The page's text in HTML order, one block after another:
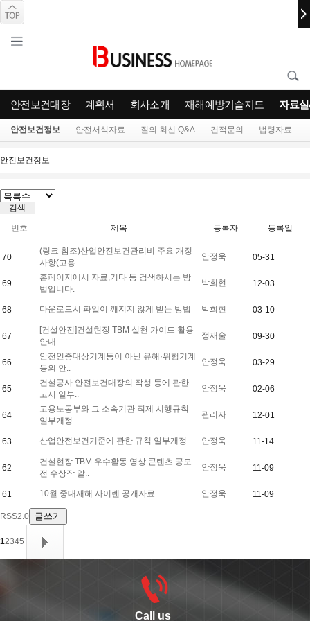
안전보건대장 계획서 회사소개 재해예방기술지도 자료
안전보건정보 안전서식자료 질의 회신 Q&A 견적문의 법령자료
안전보건정보
번호 제목 등록자 등록일
70
(링크 참조)산업안전보건관리비 주요 개정
사항(고용..
안정욱 05-31
69
홈페이지에서 자료,기타 등 검색하시는 방
법입니다.
박희현 12-03
68 다운로드시 파일이 깨지지 않게 받는 방법 박희현 03-10
67
[건설안전]건설현장 TBM 실천 가이드 활용
안내
정재술 09-30
66
안전인증대상기계등이 아닌 유해·위험기계
등의 안..
안정욱 03-29
65
건설공사 안전보건대장의 작성 등에 관한
고시 일부..
안정욱 02-06
64
고용노동부와 그 소속기관 직제 시행규칙
일부개정..
관리자 12-01
63 산업안전보건기준에 관한 규칙 일부개정 안정욱 11-14
62
건설현장 TBM 우수활동 영상 콘텐츠 공모
전 수상작 알..
안정욱 11-09
61 10월 중대재해 사이렌 공개자료 안정욱 11-09
RSS2.0 글쓰기
12345
Call us